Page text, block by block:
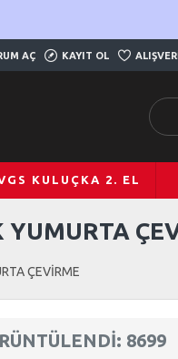
AÇ KAYIT OL
KULUÇKA 2. EL
ÇEVİRME
8699